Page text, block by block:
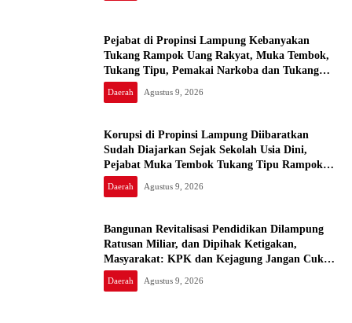
Pejabat di Propinsi Lampung Kebanyakan
Tukang Rampok Uang Rakyat, Muka Tembok,
Tukang Tipu, Pemakai Narkoba dan Tukang
Bekacuk
Daerah Agustus 9, 2026
Korupsi di Propinsi Lampung Diibaratkan
Sudah Diajarkan Sejak Sekolah Usia Dini,
Pejabat Muka Tembok Tukang Tipu Rampok
Uang Rakyat
Daerah Agustus 9, 2026
Bangunan Revitalisasi Pendidikan Dilampung
Ratusan Miliar, dan Dipihak Ketigakan,
Masyarakat: KPK dan Kejagung Jangan Cukup
Pembinaan, Uang Rakyat Bukan Warisan Nenek
Moyang
Daerah Agustus 9, 2026